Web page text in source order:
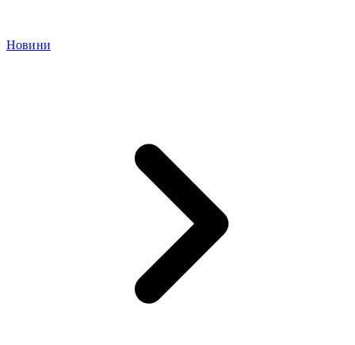
Новини